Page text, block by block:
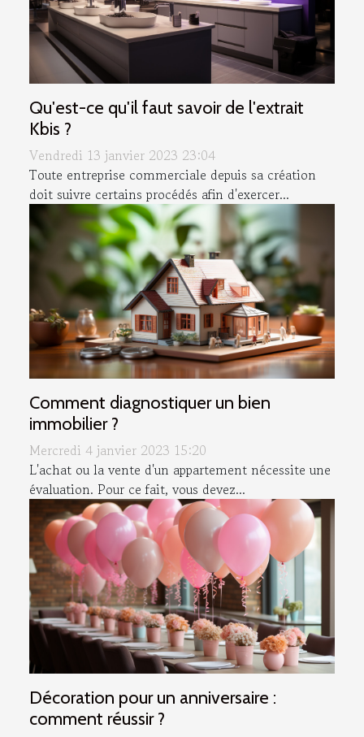
Qu'est-ce qu'il faut savoir de l'extrait
Kbis ?
Vendredi 13 janvier 2023 23:04
Toute entreprise commerciale depuis sa création
doit suivre certains procédés afin d'exercer...
Comment diagnostiquer un bien
immobilier ?
Mercredi 4 janvier 2023 15:20
L'achat ou la vente d'un appartement nécessite une
évaluation. Pour ce fait, vous devez...
Décoration pour un anniversaire :
comment réussir ?